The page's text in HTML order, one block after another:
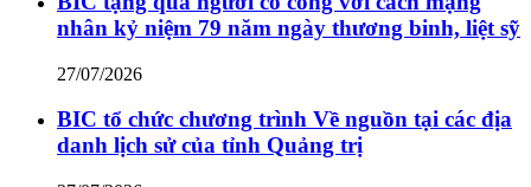
nhân kỷ niệm 79 năm ngày thương binh, liệt sỹ
27/07/2026
BIC tổ chức chương trình Về nguồn tại các địa
danh lịch sử của tỉnh Quảng trị